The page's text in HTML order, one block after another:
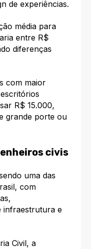
de experiências.
média para
entre R$
diferenças
com maior
R$ 15.000,
grande porte ou
civis
uma das
com
infraestrutura e
Civil, a